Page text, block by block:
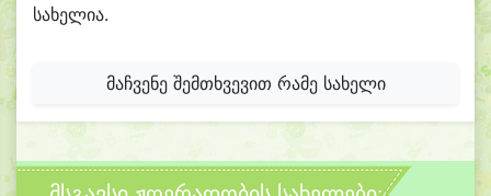
სახელია.
მაჩვენე შემთხვევით რამე სახელი